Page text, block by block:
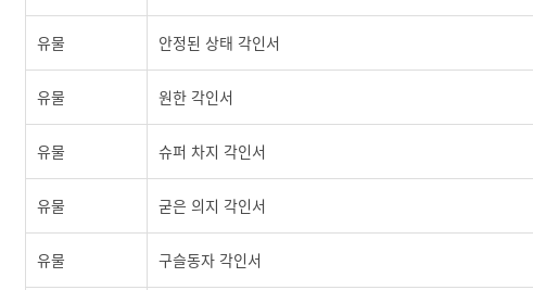
유물 안정된 상태 각인서
유물 원한 각인서
유물 슈퍼 차지 각인서
유물 굳은 의지 각인서
유물 구슬동자 각인서